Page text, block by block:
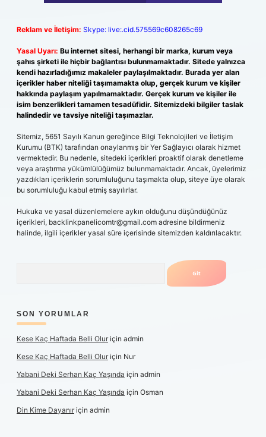
Reklam ve İletişim: Skype: live:.cid.575569c608265c69
Yasal Uyarı: Bu internet sitesi, herhangi bir marka, kurum veya
şahıs şirketi ile hiçbir bağlantısı bulunmamaktadır. Sitede yalnızca
kendi hazırladığımız makaleler paylaşılmaktadır. Burada yer alan
içerikler haber niteliği taşımamakta olup, gerçek kurum ve kişiler
hakkında paylaşım yapılmamaktadır. Gerçek kurum ve kişiler ile
isim benzerlikleri tamamen tesadüfidir. Sitemizdeki bilgiler taslak
halindedir ve tavsiye niteliği taşımazlar.
Sitemiz, 5651 Sayılı Kanun gereğince Bilgi Teknolojileri ve İletişim
Kurumu (BTK) tarafından onaylanmış bir Yer Sağlayıcı olarak hizmet
vermektedir. Bu nedenle, sitedeki içerikleri proaktif olarak denetleme
veya araştırma yükümlülüğümüz bulunmamaktadır. Ancak, üyelerimiz
yazdıkları içeriklerin sorumluluğunu taşımakta olup, siteye üye olarak
bu sorumluluğu kabul etmiş sayılırlar.
Hukuka ve yasal düzenlemelere aykırı olduğunu düşündüğünüz
içerikleri, backlinkpanelicomtr@gmail.com adresine bildirmeniz
halinde, ilgili içerikler yasal süre içerisinde sitemizden kaldırılacaktır.
SON YORUMLAR
Kese Kaç Haftada Belli Oluriçin admin
Kese Kaç Haftada Belli Oluriçin Nur
Yabani Deki Serhan Kaç Yaşında için admin
Yabani Deki Serhan Kaç Yaşında için Osman
Din Kime Dayanıriçin admin